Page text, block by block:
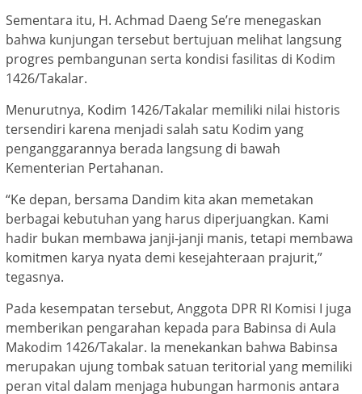
Sementara itu, H. Achmad Daeng Se’re menegaskan
bahwa kunjungan tersebut bertujuan melihat langsung
progres pembangunan serta kondisi fasilitas di Kodim
1426/Takalar.
Menurutnya, Kodim 1426/Takalar memiliki nilai historis
tersendiri karena menjadi salah satu Kodim yang
penganggarannya berada langsung di bawah
Kementerian Pertahanan.
“Ke depan, bersama Dandim kita akan memetakan
berbagai kebutuhan yang harus diperjuangkan. Kami
hadir bukan membawa janji-janji manis, tetapi membawa
komitmen karya nyata demi kesejahteraan prajurit,”
tegasnya.
Pada kesempatan tersebut, Anggota DPR RI Komisi I juga
memberikan pengarahan kepada para Babinsa di Aula
Makodim 1426/Takalar. Ia menekankan bahwa Babinsa
merupakan ujung tombak satuan teritorial yang memiliki
peran vital dalam menjaga hubungan harmonis antara